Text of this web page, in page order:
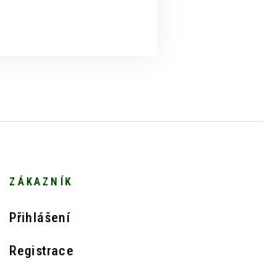
ZÁKAZNÍK
Přihlášení
Registrace